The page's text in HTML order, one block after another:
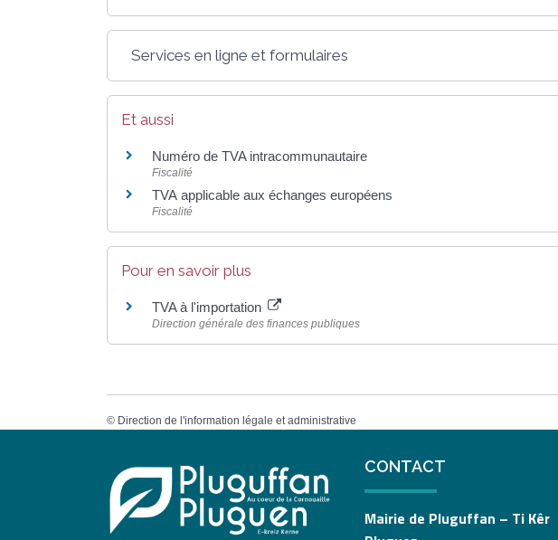
Services en ligne et formulaires
Et aussi
Numéro de TVA intracommunautaire
Fiscalité
TVA applicable aux échanges européens
Fiscalité
Pour en savoir plus
TVA à l'importation
Direction générale des finances publiques
© Direction de l'information légale et administrative
CONTACT
Mairie de Pluguffan – Ti Kêr